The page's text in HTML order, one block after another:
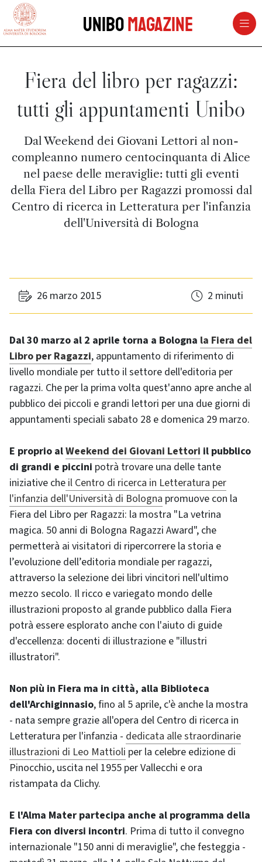
vai al contenuto della pagina
UniboMagazine
Fiera del libro per ragazzi:
tutti gli appuntamenti Unibo
Dal Weekend dei Giovani Lettori al non-
compleanno numero centocinquanta di Alice
nel paese delle meraviglie: tutti gli eventi
della Fiera del Libro per Ragazzi promossi dal
Centro di ricerca in Letteratura per l'infanzia
dell'Università di Bologna
26 marzo 2015 2 minuti
Dal 30 marzo al 2 aprile torna a Bologna la Fiera del
Libro per Ragazzi, appuntamento di riferimento di
livello mondiale per tutto il settore dell'editoria per
ragazzi. Che per la prima volta quest'anno apre anche al
pubblico dei piccoli e grandi lettori per una due giorni di
appuntamenti speciali sabato 28 e domenica 29 marzo.
E proprio alWeekend dei Giovani Lettori il pubblico
di grandi e piccini potrà trovare una delle tante
iniziative che il Centro di ricerca in Letteratura per
l'infanzia dell'Università di Bologna promuove con la
Fiera del Libro per Ragazzi: la mostra "La vetrina
magica. 50 anni di Bologna Ragazzi Award", che
permetterà ai visitatori di ripercorrere la storia e
l’evoluzione dell’editoria mondiale per ragazzi,
attraverso la selezione dei libri vincitori nell'ultimo
mezzo secolo. Il ricco e variegato mondo delle
illustrazioni proposto al grande pubblico dalla Fiera
potrà essere esplorato anche con l'aiuto di guide
d'eccellenza: docenti di illustrazione e "illustri
illustratori".
Non più in Fiera ma in città, alla Biblioteca
dell'Archiginnasio, fino al 5 aprile, c'è anche la mostra
- nata sempre grazie all'opera del Centro di ricerca in
Letteratura per l'infanzia - dedicata alle straordinarie
illustrazioni di Leo Mattioli per la celebre edizione di
Pinocchio, uscita nel 1955 per Vallecchi e ora
ristampata da Clichy.
E l'Alma Mater partecipa anche al programma della
Fiera con diversi incontri. Prima di tutto il convegno
internazionale "150 anni di meraviglie", che festeggia -